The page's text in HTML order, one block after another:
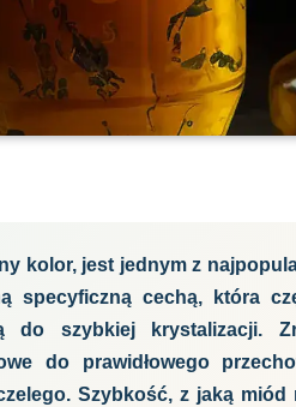
kolor, jest jednym z
specyficzną cechą, która
do szybkiej krystalizacji.
do prawidłowego
Szybkość, z jaką miód